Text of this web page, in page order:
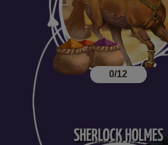
0/12
SHERLOCK HOLMES